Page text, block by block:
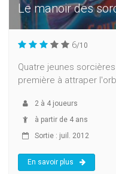
Le manoir des
6/10
Quatre jeunes
première à attraper
2 à 4 joueurs
à partir de 4 ans
Sortie : juil. 2012
En savoir plus